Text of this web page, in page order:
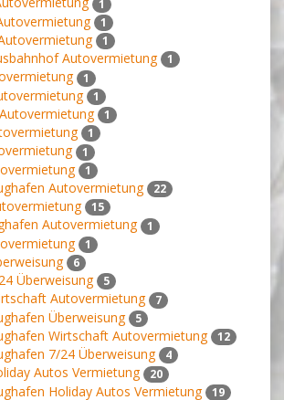
1
1
1
Autovermietung 1
1
1
1
1
1
1
Autovermietung 22
15
Autovermietung 1
1
6
Überweisung 5
Autovermietung 7
Überweisung 5
Wirtschaft Autovermietung 12
7/24 Überweisung 4
Autos Vermietung 20
Holiday Autos Vermietung 19